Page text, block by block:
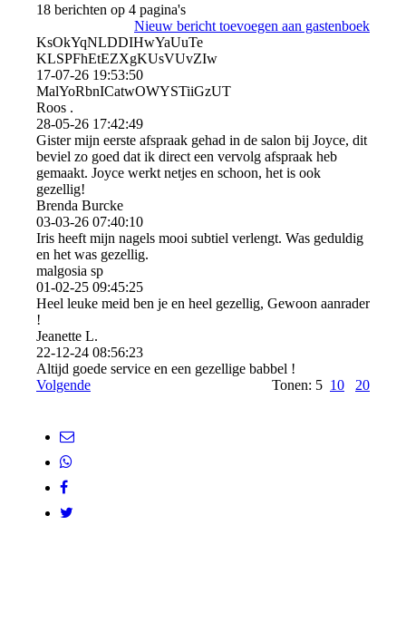
18 berichten op 4 pagina's
Nieuw bericht toevoegen aan gastenboek
KsOkYqNLDDIHwYaUuTe
KLSPFhEtEZXgKUsVUvZIw
17-07-26 19:53:50
MalYoRbnICatwOWYSTiiGzU­T
Roos .
28-05-26 17:42:49
Gister mijn eerste afspraak gehad in de salon bij Joyce, dit
beviel zo goed dat ik direct een vervolg afspraak heb
gemaakt. Joyce werkt netjes en schoon, het is ook
gezellig!
Brenda Burcke
03-03-26 07:40:10
Iris heeft mijn nagels mooi subtiel verlengt. Was geduldig
en het was gezellig.
malgosia sp
01-02-25 09:45:25
Heel leuke meid ben je en heel gezellig, Gewoon aanrader
!
Jeanette L.
22-12-24 08:56:23
Altijd goede service en een gezellige babbel !
Volgende
Tonen: 5 10 20